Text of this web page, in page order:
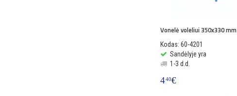
Vonelė voleliui 350x330 mm
Kodas: 60-4201
Sandėlyje yra
1-3 d.d.
440€